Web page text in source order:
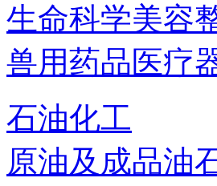
生命科学美容
兽用药品医疗
石油化工
原油及成品油